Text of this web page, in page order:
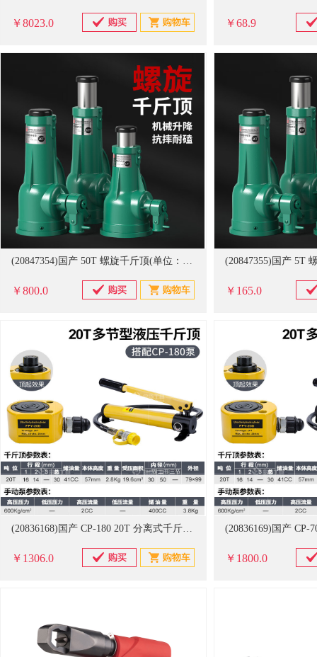
￥8023.0 ￥68.9
(20847354)国产 50T 螺旋千斤顶(单位：台)
￥800.0
(20847355)国产 5T
￥165.0
(20836168)国产 CP-180 20T 分离式千斤顶(单位：个)
￥1306.0 ￥1800.0